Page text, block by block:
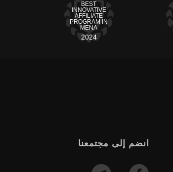
BEST
INNOVATIVE
AFFILIATE
PROGRAM IN
MENA
2024
انضم إلى مجتمعنا